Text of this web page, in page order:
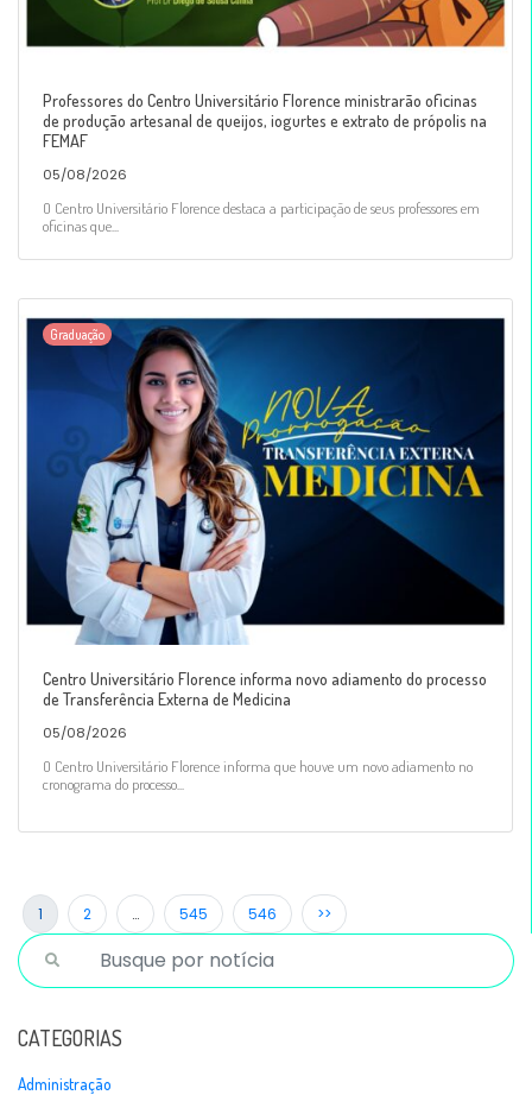
Professores do Centro Universitário Florence ministrarão oficinas
de produção artesanal de queijos, iogurtes e extrato de própolis na
FEMAF
05/08/2026
O Centro Universitário Florence destaca a participação de seus professores em
oficinas que...
Graduação
Centro Universitário Florence informa novo adiamento do processo
de Transferência Externa de Medicina
05/08/2026
O Centro Universitário Florence informa que houve um novo adiamento no
cronograma do processo...
1 2 … 545 546 >>
CATEGORIAS
Administração